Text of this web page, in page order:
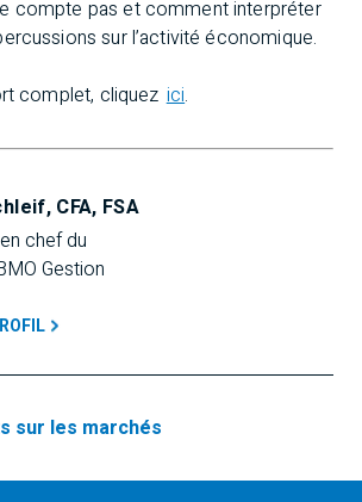
compte pas et comment interpréter
sur l’activité économique.
complet, cliquez ici.
CFA, FSA
chef du
Gestion
sur les marchés